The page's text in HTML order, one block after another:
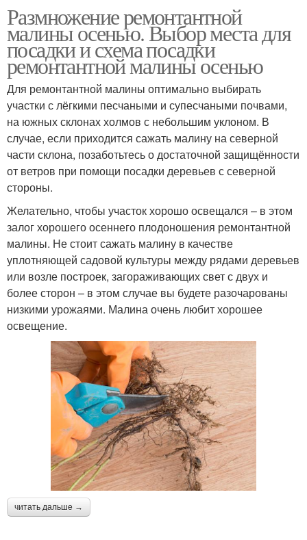
Размножение ремонтантной
малины осенью. Выбор места для
посадки и схема посадки
ремонтантной малины осенью
Для ремонтантной малины оптимально выбирать
участки с лёгкими песчаными и супесчаными почвами,
на южных склонах холмов с небольшим уклоном. В
случае, если приходится сажать малину на северной
части склона, позаботьтесь о достаточной защищённости
от ветров при помощи посадки деревьев с северной
стороны.
Желательно, чтобы участок хорошо освещался – в этом
залог хорошего осеннего плодоношения ремонтантной
малины. Не стоит сажать малину в качестве
уплотняющей садовой культуры между рядами деревьев
или возле построек, загораживающих свет с двух и
более сторон – в этом случае вы будете разочарованы
низкими урожаями. Малина очень любит хорошее
освещение.
читать дальше →